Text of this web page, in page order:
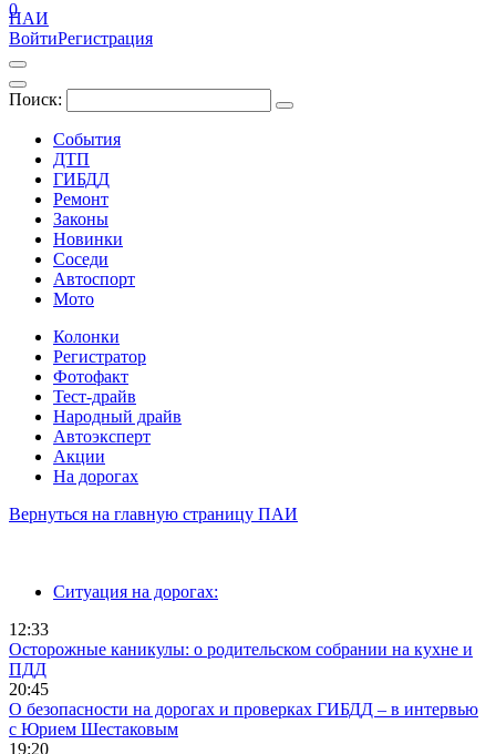
ПАИ
ВойтиРегистрация
Поиск:
События
ДТП
ГИБДД
Ремонт
Законы
Новинки
Соседи
Автоспорт
Мото
Колонки
Регистратор
Фотофакт
Тест-драйв
Народный драйв
Автоэксперт
Акции
На дорогах
0
Вернуться на главную страницу ПАИ
Ситуация на дорогах:
12:33
Осторожные каникулы: о родительском собрании на кухне и
ПДД
20:45
О безопасности на дорогах и проверках ГИБДД – в интервью
с Юрием Шестаковым
19:20